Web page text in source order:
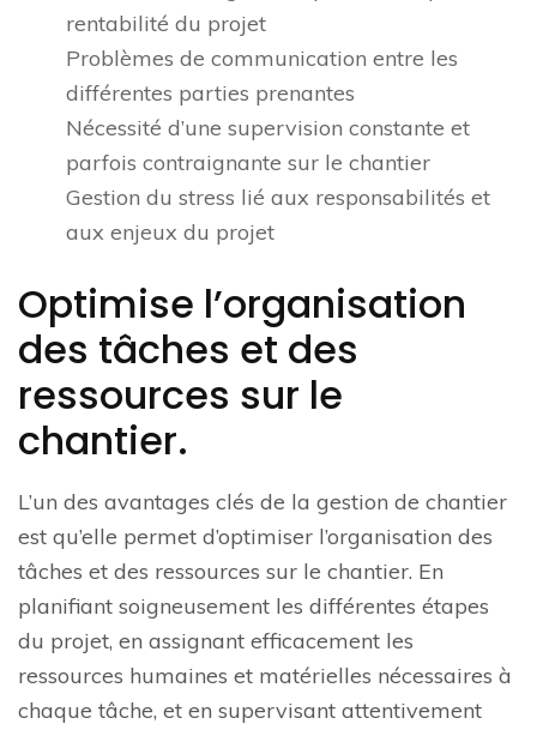
rentabilité du projet
Problèmes de communication entre les
différentes parties prenantes
Nécessité d’une supervision constante et
parfois contraignante sur le chantier
Gestion du stress lié aux responsabilités et
aux enjeux du projet
Optimise l’organisation
des tâches et des
ressources sur le
chantier.
L’un des avantages clés de la gestion de chantier
est qu’elle permet d’optimiser l’organisation des
tâches et des ressources sur le chantier. En
planifiant soigneusement les différentes étapes
du projet, en assignant efficacement les
ressources humaines et matérielles nécessaires à
chaque tâche, et en supervisant attentivement